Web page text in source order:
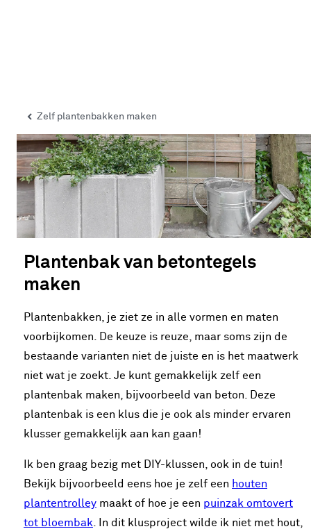
Zelf plantenbakken maken
Plantenbak van betontegels
maken
Plantenbakken, je ziet ze in alle vormen en maten
voorbijkomen. De keuze is reuze, maar soms zijn de
bestaande varianten niet de juiste en is het maatwerk
niet wat je zoekt. Je kunt gemakkelijk zelf een
plantenbak maken, bijvoorbeeld van beton. Deze
plantenbak is een klus die je ook als minder ervaren
klusser gemakkelijk aan kan gaan!
Ik ben graag bezig met DIY-klussen, ook in de tuin!
Bekijk bijvoorbeeld eens hoe je zelf een houten
plantentrolley maakt of hoe je een puinzak omtovert
tot bloembak . In dit klusproject wilde ik niet met hout,